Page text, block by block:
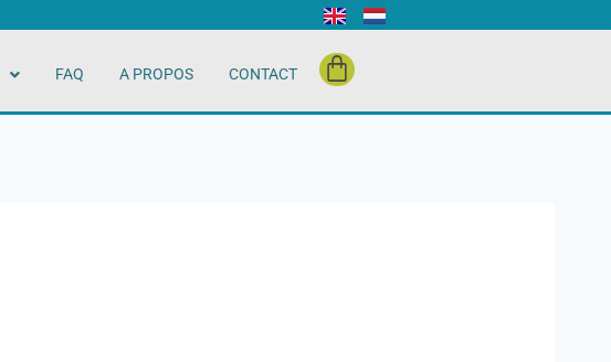
FAQ A PROPOS CONTACT